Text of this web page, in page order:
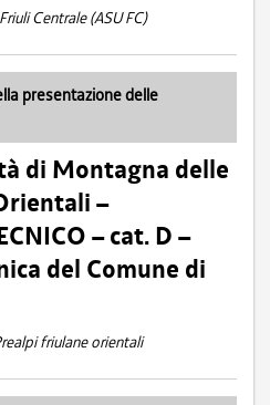
Centrale (ASU FC)
presentazione delle
di Montagna delle
–
– cat. D –
del Comune di
friulane orientali